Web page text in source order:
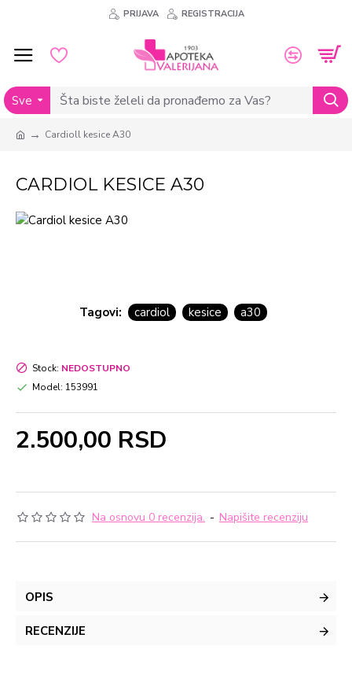
PRIJAVA REGISTRACIJA
Sve
Cardioll kesice A30
CARDIOL KESICE A30
Tagovi: cardiol kesice a30
Na osnovu 0 recenzija. - Napišite recenziju
2.500,00 RSD
Stock: NEDOSTUPNO
Model: 153991
OPIS
RECENZIJE